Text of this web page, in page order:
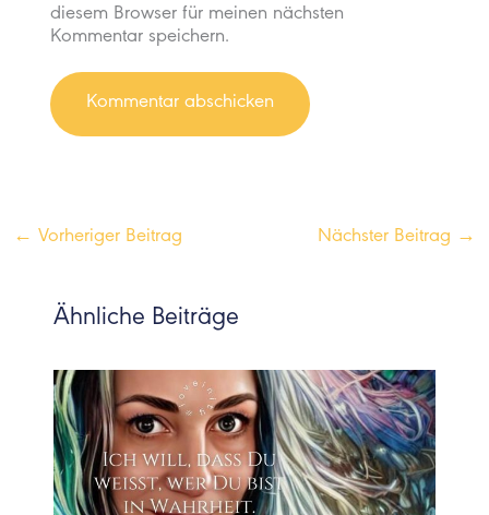
diesem Browser für meinen nächsten
Kommentar speichern.
← Vorheriger Beitrag Nächster Beitrag →
Ähnliche Beiträge